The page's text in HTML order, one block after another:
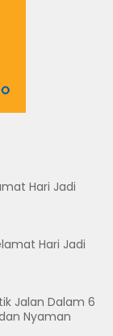
Hari Jadi
Hari Jadi
Jalan Dalam 6
Nyaman